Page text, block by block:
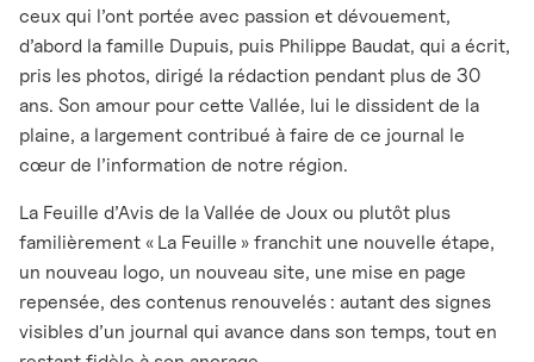
ceux qui l’ont portée avec passion et dévouement,
d’abord la famille Dupuis, puis Philippe Baudat, qui a écrit,
pris les photos, dirigé la rédaction pendant plus de 30
ans. Son amour pour cette Vallée, lui le dissident de la
plaine, a largement contribué à faire de ce journal le
cœur de l’information de notre région.
La Feuille d’Avis de la Vallée de Joux ou plutôt plus
familièrement « La Feuille » franchit une nouvelle étape,
un nouveau logo, un nouveau site, une mise en page
repensée, des contenus renouvelés : autant des signes
visibles d’un journal qui avance dans son temps, tout en